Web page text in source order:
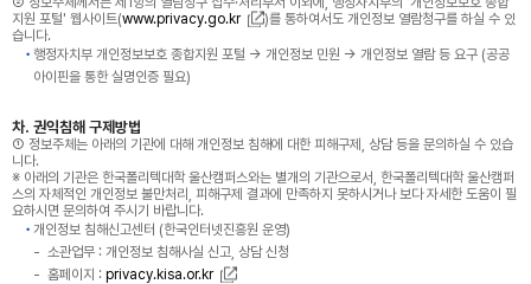
지원 포털' 웹사이트(www.privacy.go.kr
)를 통하여서도 개인정보 열람청구를 하실 수 있
습니다.
행정자치부 개인정보보호 종합지원 포털 → 개인정보 민원 → 개인정보 열람 등 요구 (공공
아이핀을 통한 실명인증 필요)
차. 권익침해 구제방법
① 정보주체는 아래의 기관에 대해 개인정보 침해에 대한 피해구제, 상담 등을 문의하실 수 있습
니다.
※ 아래의 기관은 한국폴리텍대학 울산캠퍼스와는 별개의 기관으로서, 한국폴리텍대학 울산캠퍼
스의 자체적인 개인정보 불만처리, 피해구제 결과에 만족하지 못하시거나 보다 자세한 도움이 필
요하시면 문의하여 주시기 바랍니다.
개인정보 침해신고센터 (한국인터넷진흥원 운영)
소관업무 : 개인정보 침해사실 신고, 상담 신청
홈페이지 : privacy.kisa.or.kr